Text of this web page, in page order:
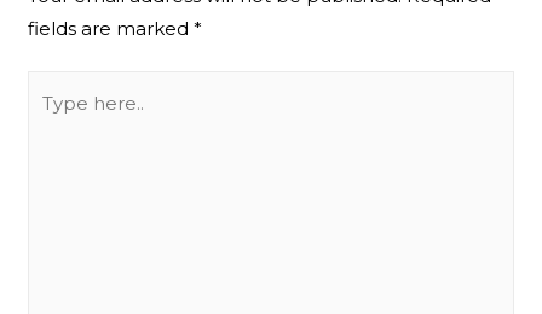
fields are marked*
here..